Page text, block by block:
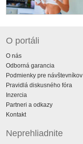
O portáli
O nás
Odborná garancia
Podmienky pre návštevníkov
Pravidlá diskusného fóra
Inzercia
Partneri a odkazy
Kontakt
Neprehliadnite